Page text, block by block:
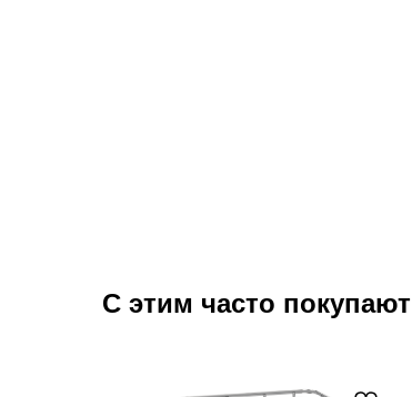
С этим часто покупают